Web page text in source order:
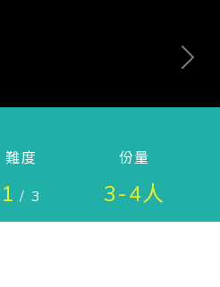
Next
難度
1 / 3
份量
3-4人